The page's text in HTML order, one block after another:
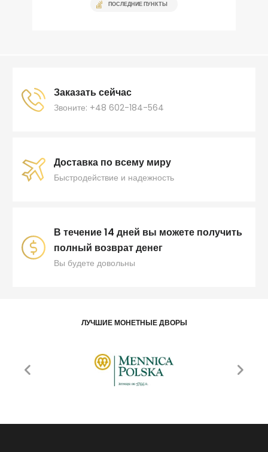
ПОСЛЕДНИЕ ПУНКТЫ
Заказать сейчас
Звоните: +48 602-184-564
Доставка по всему миру
Быстродействие и надежность
В течение 14 дней вы можете получить
полный возврат денег
Вы будете довольны
ЛУЧШИЕ МОНЕТНЫЕ ДВОРЫ